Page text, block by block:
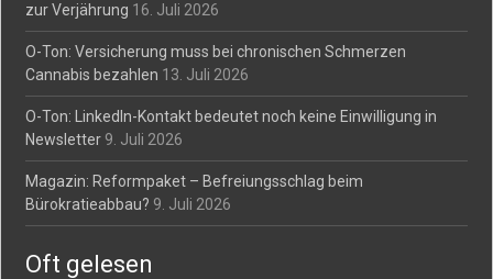
zur Verjährung 16. Juli 2026
O-Ton: Versicherung muss bei chronischen Schmerzen
Cannabis bezahlen 13. Juli 2026
O-Ton: LinkedIn-Kontakt bedeutet noch keine Einwilligung in
Newsletter 9. Juli 2026
Magazin: Reformpaket – Befreiungsschlag beim
Bürokratieabbau? 9. Juli 2026
Oft gelesen